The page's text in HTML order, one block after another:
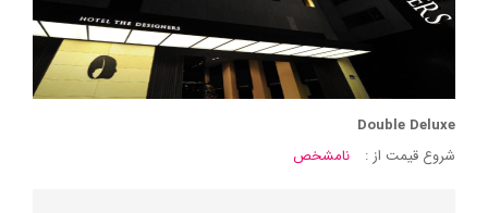
Double Deluxe
شروع قیمت از :
نامشخص